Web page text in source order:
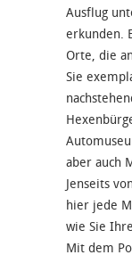
Ausflug
erkunden.
Orte, die
Sie
aber auch
Jenseits
hier jede
wie Sie
Mit dem